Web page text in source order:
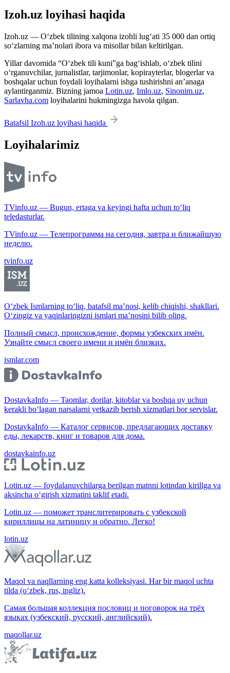
Izoh.uz loyihasi haqida
Izoh.uz — O‘zbek tilining xalqona izohli lug‘ati 35 000 dan ortiq
so‘zlarning ma’nolari ibora va misollar bilan keltirilgan.
Yillar davomida “O‘zbek tili kuni”ga bag‘ishlab, o‘zbek tilini
o‘rganuvchilar, jurnalistlar, tarjimonlar, kopirayterlar, blogerlar va
boshqalar uchun foydali loyihalarni ishga tushirishni an’anaga
aylantirganmiz. Bizning jamoa Lotin.uz, Imlo.uz, Sinonim.uz,
Sarlavha.com loyihalarini hukmingizga havola qilgan.
Batafsil Izoh.uz loyihasi haqida
Loyihalarimiz
TVinfo.uz — Bugun, ertaga va keyingi hafta uchun to‘liq
teledasturlar.
TVinfo.uz — Телепрограмма на сегодня, завтра и ближайшую
неделю.
tvinfo.uz
O‘zbek Ismlarning to‘liq, batafsil ma’nosi, kelib chiqishi, shakllari.
O‘zingiz va yaqinlaringizni ismlari ma’nosini bilib oling.
Полный смысл, происхождение, формы узбекских имён.
Узнайте смысл своего имени и имён близких.
ismlar.com
DostavkaInfo — Taomlar, dorilar, kitoblar va boshqa uy uchun
kerakli bo‘lagan narsalarni yetkazib berish xizmatlari bor servislar.
DostavkaInfo — Каталог сервисов, предлагающих доставку
еды, лекарств, книг и товаров для дома.
dostavkainfo.uz
Lotin.uz — foydalanuvchilarga berilgan matnni lotindan kirillga va
aksincha o‘girish xizmatini taklif etadi.
Lotin.uz — поможет транслитерировать с узбекской
кириллицы на латиницу и обратно. Легко!
lotin.uz
Maqol va naqllarning eng katta kolleksiyasi. Har bir maqol uchta
tilda (o‘zbek, rus, ingliz).
Самая большая коллекция пословиц и поговорок на трёх
языках (узбекский, русский, английский).
maqollar.uz